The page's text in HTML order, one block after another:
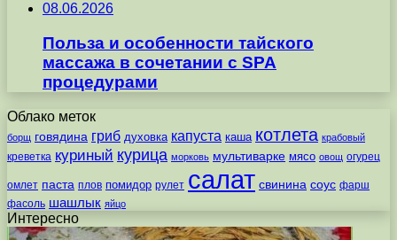
08.06.2026
Польза и особенности тайского
массажа в сочетании с SPA
процедурами
Облако меток
борщ говядина гриб духовка капуста каша котлета крабовый
креветка куриный курица морковь мультиварке мясо овощ огурец
омлет паста плов помидор рулет салат свинина соус фарш
фасоль шашлык яйцо
Интересно